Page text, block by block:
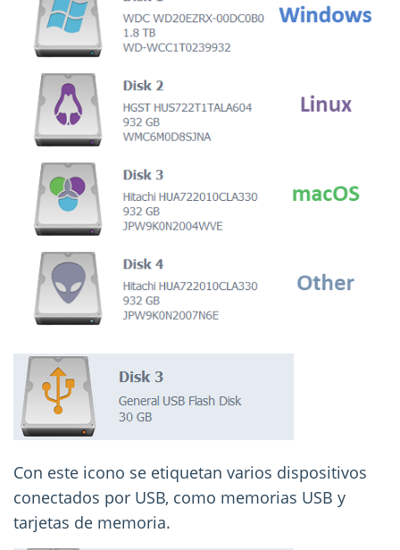
Con este icono se etiquetan varios dispositivos
conectados por USB, como memorias USB y
tarjetas de memoria.